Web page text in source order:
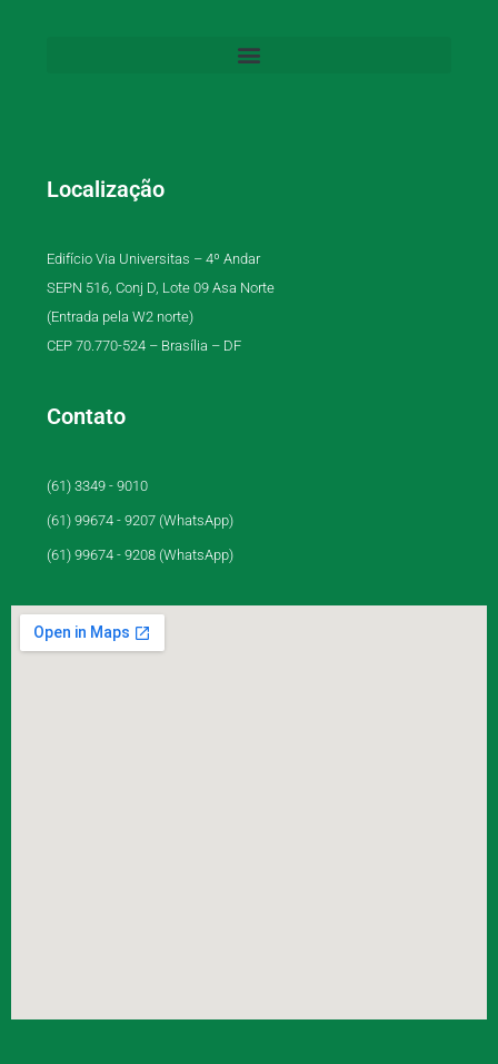
Localização
Edifício Via Universitas – 4º Andar
SEPN 516, Conj D, Lote 09 Asa Norte
(Entrada pela W2 norte)
CEP 70.770-524 – Brasília – DF
Contato
(61) 3349 - 9010
(61) 99674 - 9207 (WhatsApp)
(61) 99674 - 9208 (WhatsApp)